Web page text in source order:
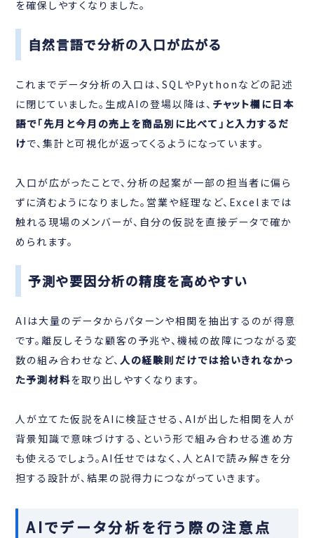
を確保しやすくなりました。
自然言語で分析の入口が広がる
これまでデータ分析の入口は、SQLやPythonなどの記述
に閉じていました。生成AIの登場以降は、 チャット欄に日本
語で「先月と今月の売上を商品別に比べて」と入力するだ
けで、集計と可視化が返ってくるようになっています。
入口が広がったことで、分析の起案が一部の担当者に偏ら
ずに済むようになりました。営業や経理など、Excelまでは
触れる現場のメンバーが、自分の仮説を直接データで確か
められます。
予測や要因分析の精度を高めやすい
AIは大量のデータからパターンや相関を抽出するのが得意
です。離反しそうな顧客の予兆や、機械の故障につながる変
数の組み合わせなど、人の経験則だけでは拾いきれなかっ
た予測材料を取り出しやすくなります。
人が立てた仮説をAIに検証させる、AIが出した相関を人が
背景知識で意味づけする、という形で組み合わせる進め方
も使えるでしょう。AI任せではなく、人とAIで読み解きを分
担する設計が、結果の説得力につながっていきます。
AIでデータ分析を行う際の注意点